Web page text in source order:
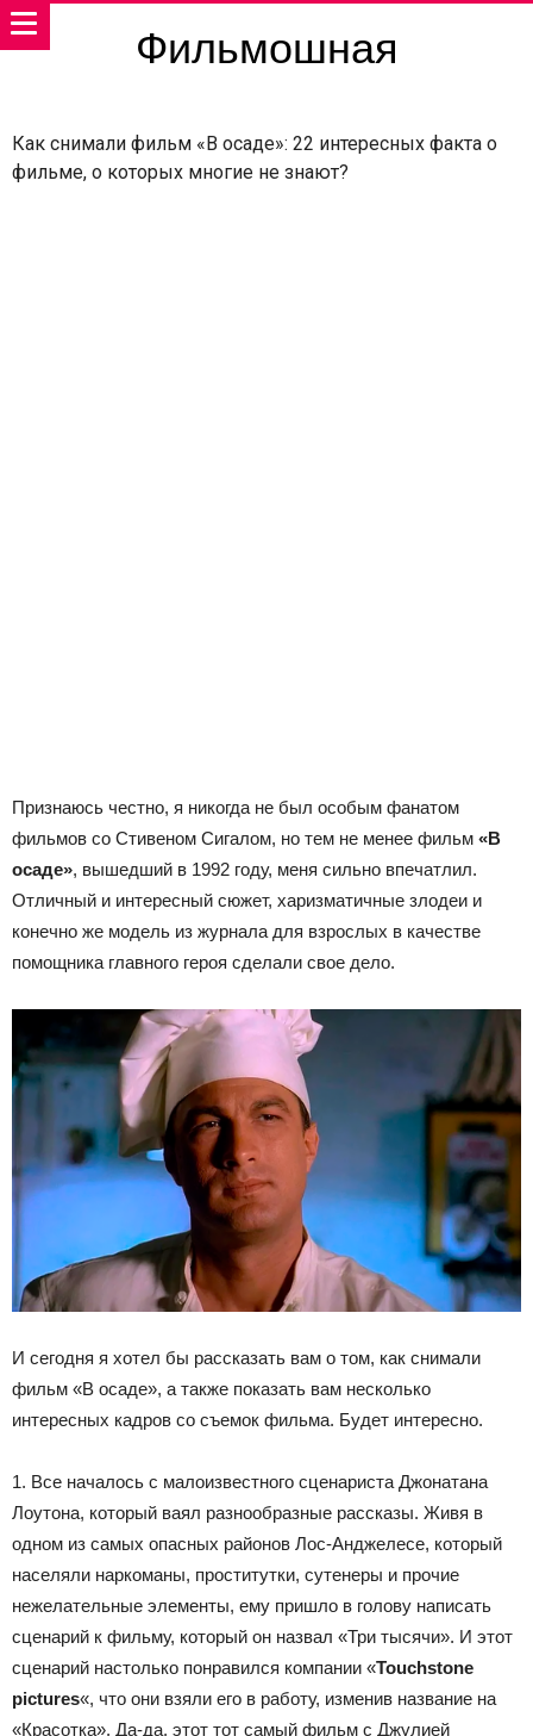
Фильмошная
Как снимали фильм «В осаде»: 22 интересных факта о
фильме, о которых многие не знают?
Признаюсь честно, я никогда не был особым фанатом
фильмов со Стивеном Сигалом, но тем не менее фильм «В
осаде», вышедший в 1992 году, меня сильно впечатлил.
Отличный и интересный сюжет, харизматичные злодеи и
конечно же модель из журнала для взрослых в качестве
помощника главного героя сделали свое дело.
И сегодня я хотел бы рассказать вам о том, как снимали
фильм «В осаде», а также показать вам несколько
интересных кадров со съемок фильма. Будет интересно.
1. Все началось с малоизвестного сценариста Джонатана
Лоутона, который ваял разнообразные рассказы. Живя в
одном из самых опасных районов Лос-Анджелесе, который
населяли наркоманы, проститутки, сутенеры и прочие
нежелательные элементы, ему пришло в голову написать
сценарий к фильму, который он назвал «Три тысячи». И этот
сценарий настолько понравился компании «Touchstone
pictures«, что они взяли его в работу, изменив название на
«Красотка». Да-да, этот тот самый фильм с Джулией